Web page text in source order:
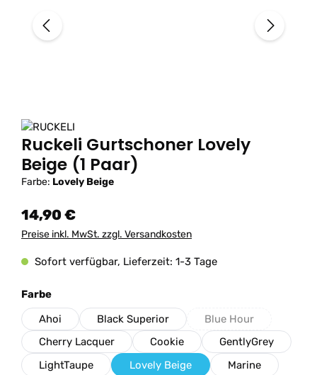
Ruckeli Gurtschoner Lovely
Beige (1 Paar)
Farbe: Lovely Beige
14,90 €
Preise inkl. MwSt. zzgl. Versandkosten
Sofort verfügbar, Lieferzeit: 1-3 Tage
Farbeauswählen
Ahoi
Black Superior Blue Hour
Cherry Lacquer Cookie
GentlyGrey
LightTaupe
Lovely Beige
Marine